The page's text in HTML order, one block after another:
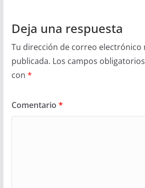
Deja una respuesta
Tu dirección de correo electrónico
publicada. Los campos
con *
Comentario *